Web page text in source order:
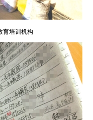
育培训机构